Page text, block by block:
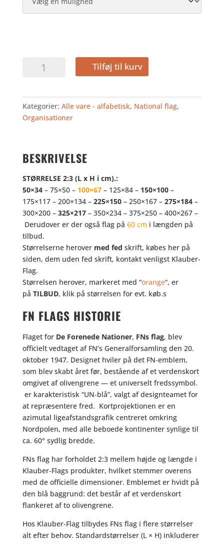
Tilføj til kurv
Kategorier: Alle vare - alfabetisk, National flag,
Organisationer
BESKRIVELSE
STØRRELSE 2:3 (L x H i cm).:
50×34– 75×50 – 100×67– 125×84 – 150×100–
175×117 – 200×134 – 225×150– 250×167 – 275×184–
300×200 – 325×217– 350×234 – 375×250 – 400×267 –
Derudover er der også flag på 60 cm i længden på
tilbud.
Størrelserne herover med fed skrift, købes her på
siden, dem uden fed skrift, kontakt venligst Klauber-
Flag.
Størrelsen herover, markeret med “orange“, er
på TILBUD, klik på størrelsen for evt. køb.s
FN FLAGS HISTORIE
Flaget for De Forenede Nationer, FNs flag, blev
officielt vedtaget af FN’s Generalforsamling den 20.
oktober 1947. Designet hviler på det FN‑emblem,
som blev skabt året før, bestående af et verdenskort
omgivet af olivengrene — et universelt fredssymbol.
er karakteristisk “UN‑blå”, valgt af designteamet for
at repræsentere fred. Kortprojektionen er en
azimutal ligeafstandsgrafik centreret omkring
Nordpolen, med alle beboede kontinenter synlige til
ca. 60° sydlig bredde.
FNs flag har forholdet 2:3 mellem højde og længde i
Klauber‑Flags produkter, hvilket stemmer overens
med de officielle dimensioner. Emblemet er hvidt på
den blå baggrund: det består af et verdenskort
flankeret af to olivengrene.
Hos Klauber-Flag tilbydes FNs flag i flere størrelser
alt efter behov. Standardstørrelser (L × H) inkluderer